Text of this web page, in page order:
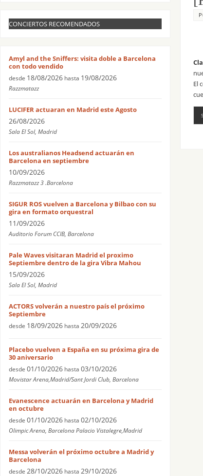
El
CONCIERTOS RECOMENDADOS
Amyl and the Sniffers: visita doble a Barcelona
con todo vendido
desde 18/08/2026 hasta 19/08/2026
Razzmatazz
LUCIFER actuaran en Madrid este Agosto
26/08/2026
Sala El Sol, Madrid
Los australianos Headsend actuarán en
Barcelona en septiembre
10/09/2026
Razzmatazz 3 .Barcelona
SIGUR ROS vuelven a Barcelona y Bilbao con su
gira en formato orquestral
11/09/2026
Auditorio Forum CCIB, Barcelona
Pale Waves visitaran Madrid el proximo
Septiembre dentro de la gira Vibra Mahou
15/09/2026
Sala El Sol, Madrid
ACTORS volverán a nuestro país el próximo
Septiembre
desde 18/09/2026 hasta 20/09/2026
Placebo vuelven a España en su próxima gira de
30 aniversario
desde 01/10/2026 hasta 03/10/2026
Movistar Arena,Madrid/Sant Jordi Club, Barcelona
Evanescence actuarán en Barcelona y Madrid
en octubre
desde 01/10/2026 hasta 02/10/2026
Olimpic Arena, Barcelona Palacio Vistalegre,Madrid
Messa volverán el próximo octubre a Madrid y
Barcelona
desde 28/10/2026 hasta 29/10/2026